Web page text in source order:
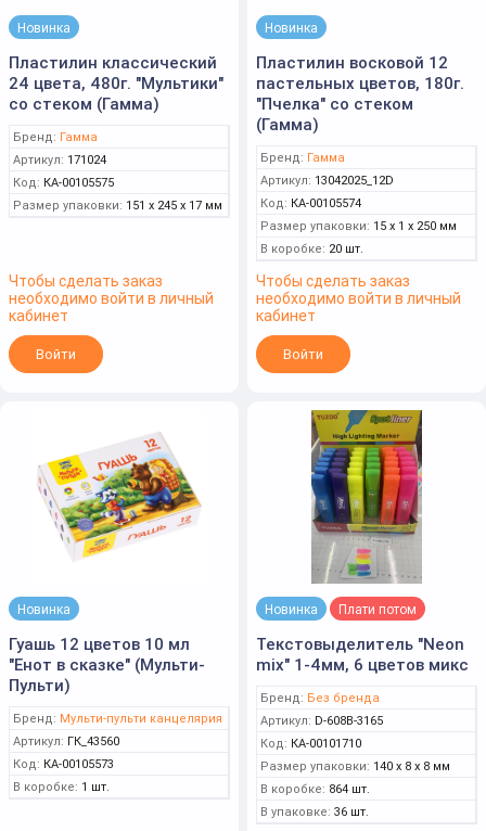
Новинка
Пластилин классический
24 цвета, 480г. "Мультики"
со стеком (Гамма)
Бренд: Гамма
Артикул: 171024
Код: КА-00105575
Размер упаковки: 151 x 245 x 17 мм
Чтобы сделать заказ
необходимо войти в личный
кабинет
Войти
Новинка
Пластилин восковой 12
пастельных цветов, 180г.
"Пчелка" со стеком
(Гамма)
Бренд: Гамма
Артикул: 13042025_12D
Код: КА-00105574
Размер упаковки: 15 x 1 x 250 мм
В коробке: 20 шт.
Чтобы сделать заказ
необходимо войти в личный
кабинет
Войти
Новинка
Гуашь 12 цветов 10 мл
"Енот в сказке" (Мульти-
Пульти)
Бренд: Мульти-пульти канцелярия
Артикул: ГК_43560
Код: КА-00105573
В коробке: 1 шт.
Новинка Плати потом
Текстовыделитель "Neon
mix" 1-4мм, 6 цветов микс
Бренд: Без бренда
Артикул: D-608B-3165
Код: КА-00101710
Размер упаковки: 140 x 8 x 8 мм
В коробке: 864 шт.
В упаковке: 36 шт.